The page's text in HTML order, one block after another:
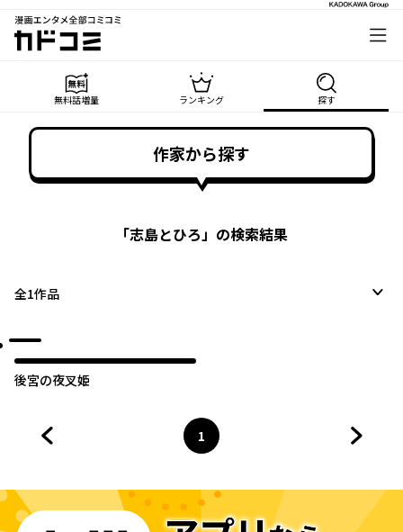
漫画エンタメ全部コミコミ
カドコミ
無料話増量 ランキング 探す
作家から探す
「志島とひろ」の検索結果
全1作品
後宮の夜叉姫
ページ
1
へ